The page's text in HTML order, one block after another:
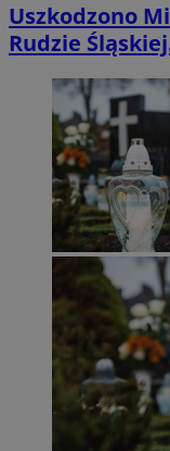
Uszkodzono
Rudzie